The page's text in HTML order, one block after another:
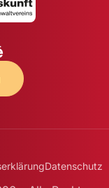
Datenschutz